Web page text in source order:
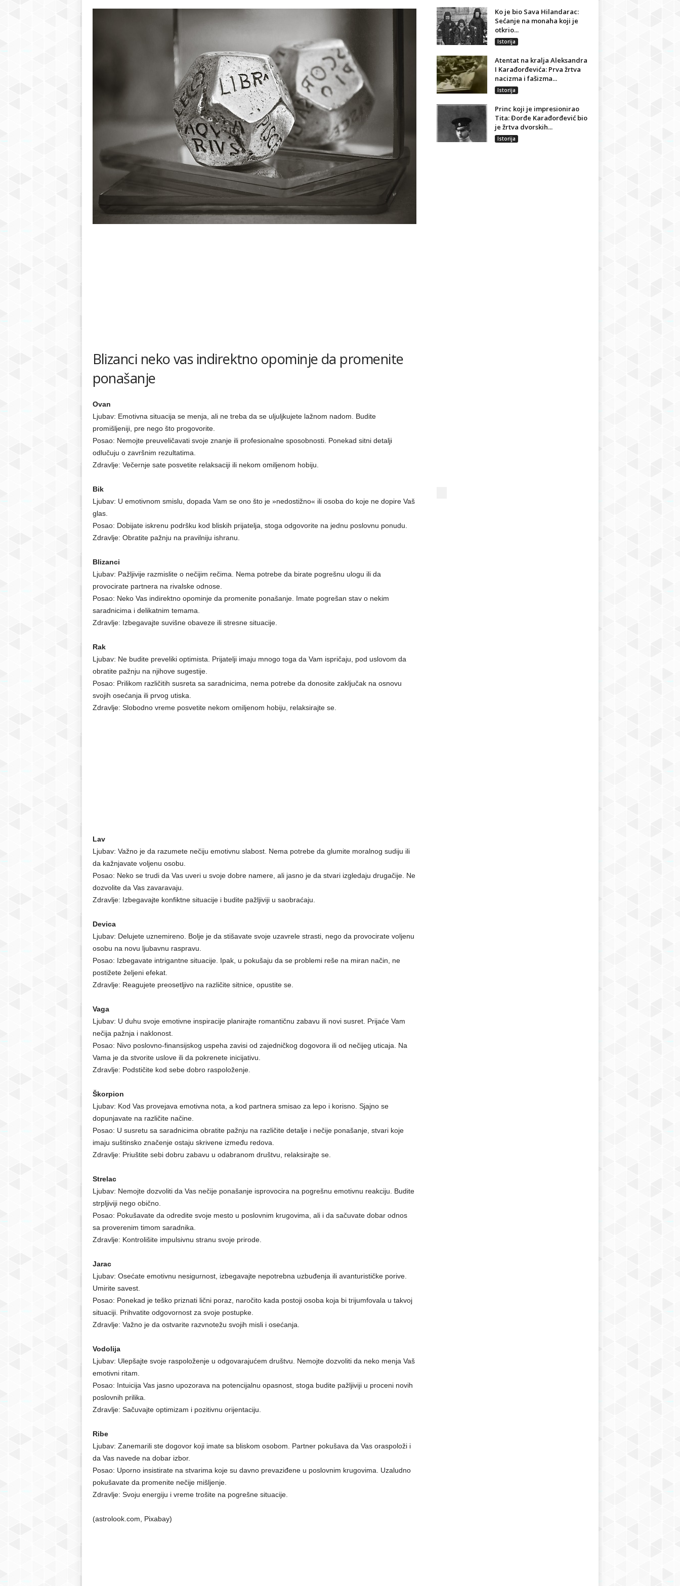
Blizanci neko vas indirektno opominje da promenite
ponašanje
Ovan
Ljubav: Emotivna situacija se menja, ali ne treba da se uljuljkujete lažnom nadom. Budite
promišljeniji, pre nego što progovorite.
Posao: Nemojte preuveličavati svoje znanje ili profesionalne sposobnosti. Ponekad sitni detalji
odlučuju o završnim rezultatima.
Zdravlje: Večernje sate posvetite relaksaciji ili nekom omiljenom hobiju.
Bik
Ljubav: U emotivnom smislu, dopada Vam se ono što je »nedostižno« ili osoba do koje ne dopire Vaš
glas.
Posao: Dobijate iskrenu podršku kod bliskih prijatelja, stoga odgovorite na jednu poslovnu ponudu.
Zdravlje: Obratite pažnju na pravilniju ishranu.
Blizanci
Ljubav: Pažljivije razmislite o nečijim rečima. Nema potrebe da birate pogrešnu ulogu ili da
provocirate partnera na rivalske odnose.
Posao: Neko Vas indirektno opominje da promenite ponašanje. Imate pogrešan stav o nekim
saradnicima i delikatnim temama.
Zdravlje: Izbegavajte suvišne obaveze ili stresne situacije.
Rak
Ljubav: Ne budite preveliki optimista. Prijatelji imaju mnogo toga da Vam ispričaju, pod uslovom da
obratite pažnju na njihove sugestije.
Posao: Prilikom različitih susreta sa saradnicima, nema potrebe da donosite zaključak na osnovu
svojih osećanja ili prvog utiska.
Zdravlje: Slobodno vreme posvetite nekom omiljenom hobiju, relaksirajte se.
Lav
Ljubav: Važno je da razumete nečiju emotivnu slabost. Nema potrebe da glumite moralnog sudiju ili
da kažnjavate voljenu osobu.
Posao: Neko se trudi da Vas uveri u svoje dobre namere, ali jasno je da stvari izgledaju drugačije. Ne
dozvolite da Vas zavaravaju.
Zdravlje: Izbegavajte konfiktne situacije i budite pažljiviji u saobraćaju.
Devica
Ljubav: Delujete uznemireno. Bolje je da stišavate svoje uzavrele strasti, nego da provocirate voljenu
osobu na novu ljubavnu raspravu.
Posao: Izbegavate intrigantne situacije. Ipak, u pokušaju da se problemi reše na miran način, ne
postižete željeni efekat.
Zdravlje: Reagujete preosetljivo na različite sitnice, opustite se.
Vaga
Ljubav: U duhu svoje emotivne inspiracije planirajte romantičnu zabavu ili novi susret. Prijaće Vam
nečija pažnja i naklonost.
Posao: Nivo poslovno-finansijskog uspeha zavisi od zajedničkog dogovora ili od nečijeg uticaja. Na
Vama je da stvorite uslove ili da pokrenete inicijativu.
Zdravlje: Podstičite kod sebe dobro raspoloženje.
Škorpion
Ljubav: Kod Vas provejava emotivna nota, a kod partnera smisao za lepo i korisno. Sjajno se
dopunjavate na različite načine.
Posao: U susretu sa saradnicima obratite pažnju na različite detalje i nečije ponašanje, stvari koje
imaju suštinsko značenje ostaju skrivene između redova.
Zdravlje: Priuštite sebi dobru zabavu u odabranom društvu, relaksirajte se.
Strelac
Ljubav: Nemojte dozvoliti da Vas nečije ponašanje isprovocira na pogrešnu emotivnu reakciju. Budite
strpljiviji nego obično.
Posao: Pokušavate da odredite svoje mesto u poslovnim krugovima, ali i da sačuvate dobar odnos
sa proverenim timom saradnika.
Zdravlje: Kontrolišite impulsivnu stranu svoje prirode.
Jarac
Ljubav: Osećate emotivnu nesigurnost, izbegavajte nepotrebna uzbuđenja ili avanturističke porive.
Umirite savest.
Posao: Ponekad je teško priznati lični poraz, naročito kada postoji osoba koja bi trijumfovala u takvoj
situaciji. Prihvatite odgovornost za svoje postupke.
Zdravlje: Važno je da ostvarite razvnotežu svojih misli i osećanja.
Vodolija
Ljubav: Ulepšajte svoje raspoloženje u odgovarajućem društvu. Nemojte dozvoliti da neko menja Vaš
emotivni ritam.
Posao: Intuicija Vas jasno upozorava na potencijalnu opasnost, stoga budite pažljiviji u proceni novih
poslovnih prilika.
Zdravlje: Sačuvajte optimizam i pozitivnu orijentaciju.
Ribe
Ljubav: Zanemarili ste dogovor koji imate sa bliskom osobom. Partner pokušava da Vas oraspoloži i
da Vas navede na dobar izbor.
Posao: Uporno insistirate na stvarima koje su davno prevaziđene u poslovnim krugovima. Uzaludno
pokušavate da promenite nečije mišljenje.
Zdravlje: Svoju energiju i vreme trošite na pogrešne situacije.
(astrolook.com, Pixabay)
Ko je bio Sava Hilandarac:
Sećanje na monaha koji je
otkrio...
Istorija
Atentat na kralja Aleksandra
I Karađorđevića: Prva žrtva
nacizma i fašizma...
Istorija
Princ koji je impresionirao
Tita: Đorđe Karađorđević bio
je žrtva dvorskih...
Istorija